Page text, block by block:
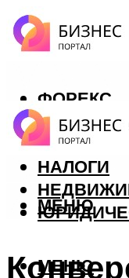
ФОРЕКС
БИЗНЕС
КРЕДИТЫ
НАЛОГИ
МЕНЮ
МЕНЮ